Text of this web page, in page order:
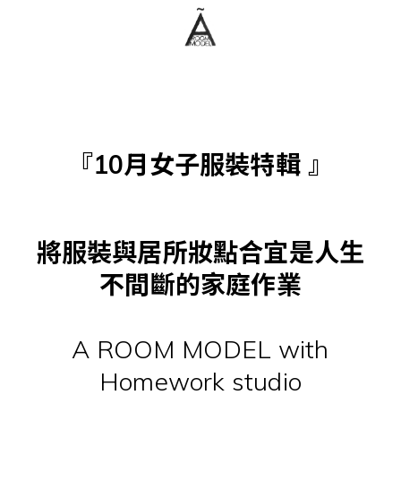
『10月女子服裝特輯 』
將服裝與居所妝點合宜是人生
不間斷的家庭作業
A ROOM MODEL with
Homework studio